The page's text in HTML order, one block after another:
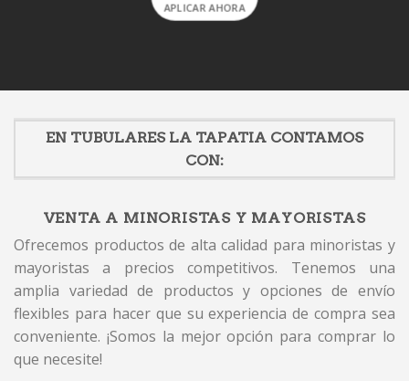
APLICAR AHORA
EN TUBULARES LA TAPATIA CONTAMOS
CON:
VENTA A MINORISTAS Y MAYORISTAS
Ofrecemos productos de alta calidad para minoristas y
mayoristas a precios competitivos. Tenemos una
amplia variedad de productos y opciones de envío
flexibles para hacer que su experiencia de compra sea
conveniente. ¡Somos la mejor opción para comprar lo
que necesite!